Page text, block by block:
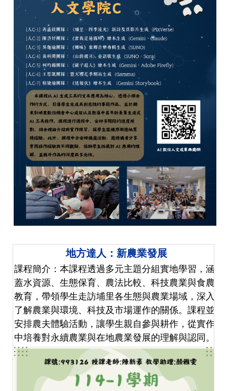
地方達人：新農業發展
課程簡介： 本課程透過多元主題分組實地學習，涵
蓋水資源、生態保育、農法比較、科技農業與食農
教育，帶領學生走訪埔里各生態與農業場域，深入
了解農業與環境、科技及市場運作的關係。課程並
安排農夫體驗活動，讓學生親自參與耕作，從實作
中培養對永續農業與在地農業發展的理解與認同。